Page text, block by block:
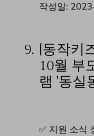
작성일:
9. [동작키
10월 부
램 '동실
✅ 지원 소식